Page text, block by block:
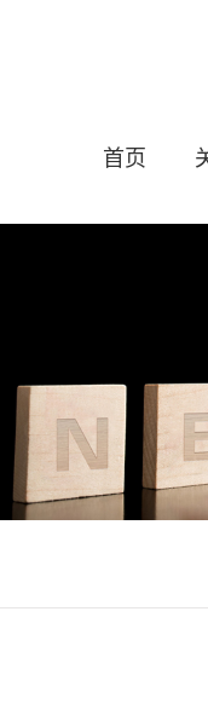
首页